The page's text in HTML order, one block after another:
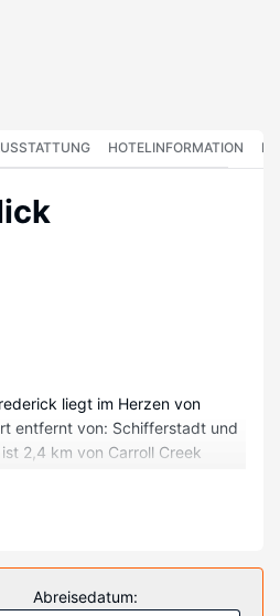
HOTELINFORMATION
liegt im Herzen von
entfernt von: Schifferstadt und
2,4 km von Carroll Creek
wie zu Hause. Dein
Daunenbettdecken und
Abreisedatum: